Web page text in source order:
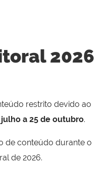
2026
restrito devido ao
a 25 de outubro.
de conteúdo durante o
de 2026.